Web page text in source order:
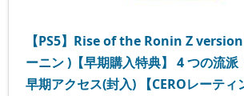
【PS5】Rise of the Ronin Z
ーニン )【早期購入特典】 4 つの流派
早期アクセス(封入) 【CEROレーティ